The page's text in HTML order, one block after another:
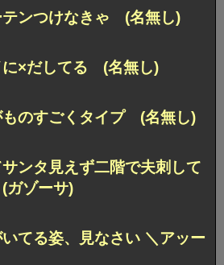
テンつけなきゃ (名無し)
に×だしてる (名無し)
ものすごくタイプ (名無し)
ンタ見えず二階で夫刺して
ゾーサ)
てる姿、見なさい ＼アッー